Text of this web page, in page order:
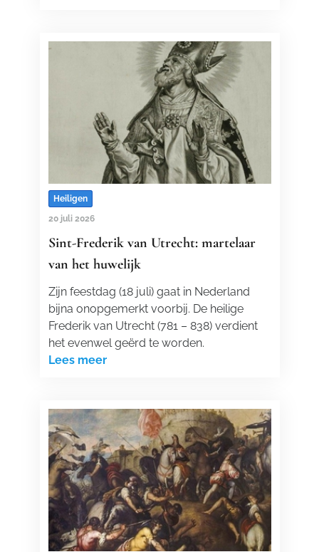
Heiligen
20 juli 2026
Sint-Frederik van Utrecht: martelaar
van het huwelijk
Zijn feestdag (18 juli) gaat in Nederland
bijna onopgemerkt voorbij. De heilige
Frederik van Utrecht (781 – 838) verdient
het evenwel geërd te worden.
Lees meer